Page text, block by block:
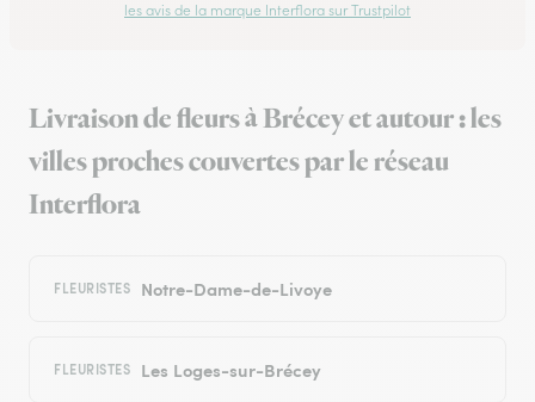
les avis de la marque Interflora sur Trustpilot
Livraison de fleurs à Brécey et autour : les
villes proches couvertes par le réseau
Interflora
FLEURISTES Notre-Dame-de-Livoye
FLEURISTES Les Loges-sur-Brécey